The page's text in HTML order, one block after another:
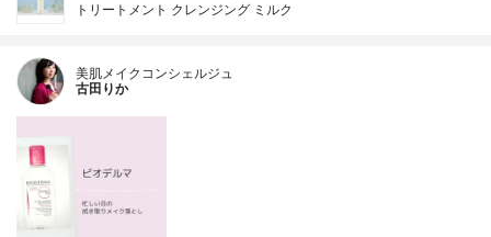
トリートメント クレンジング ミルク
美肌メイクコンシェルジュ
古田りか